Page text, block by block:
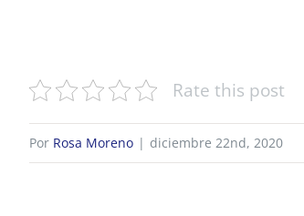
Rate this post
Por Rosa Moreno | diciembre 22nd, 2020